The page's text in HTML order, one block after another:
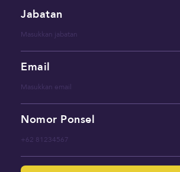
Jabatan
Email
Nomor Ponsel